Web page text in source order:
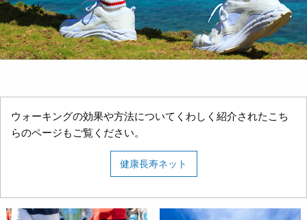
ウォーキングの効果や方法についてくわしく紹介されたこち
らのページもご覧ください。
健康長寿ネット